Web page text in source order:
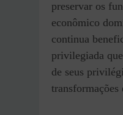
preservar os
econômico
continua
privilegiada
de seus
transformações